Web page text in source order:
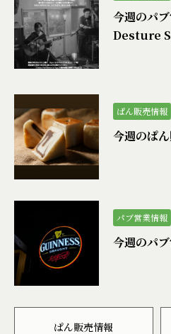
今週のパ
Desture
ぱん販売情報
今週のぱ
パブ営業情報
今週のパ
ぱん販売情報